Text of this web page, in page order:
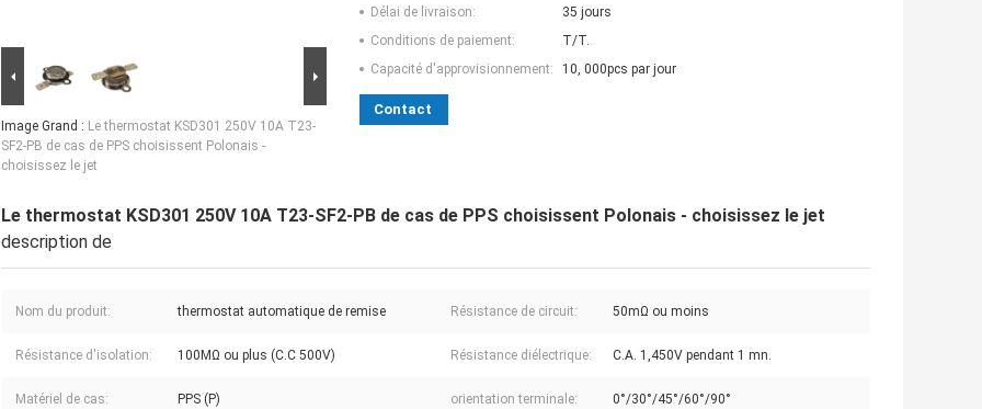
Image Grand : Le thermostat KSD301 250V 10A T23-
SF2-PB de cas de PPS choisissent Polonais -
choisissez le jet
Délai de livraison:
35 jours
Conditions de paiement:
T/T.
Capacité d'approvisionnement:
10, 000pcs par jour
Contact
Le thermostat KSD301 250V 10A T23-SF2-PB de cas de PPS choisissent Polonais - choisissez le jet
description de
Nom du produit: thermostat automatique de remise Résistance de circuit: 50mΩ ou moins
Résistance d'isolation: 100MΩ ou plus (C.C 500V) Résistance diélectrique: C.A. 1,450V pendant 1 mn.
Matériel de cas: PPS (P) orientation terminale: 0°/30°/45°/60°/90°